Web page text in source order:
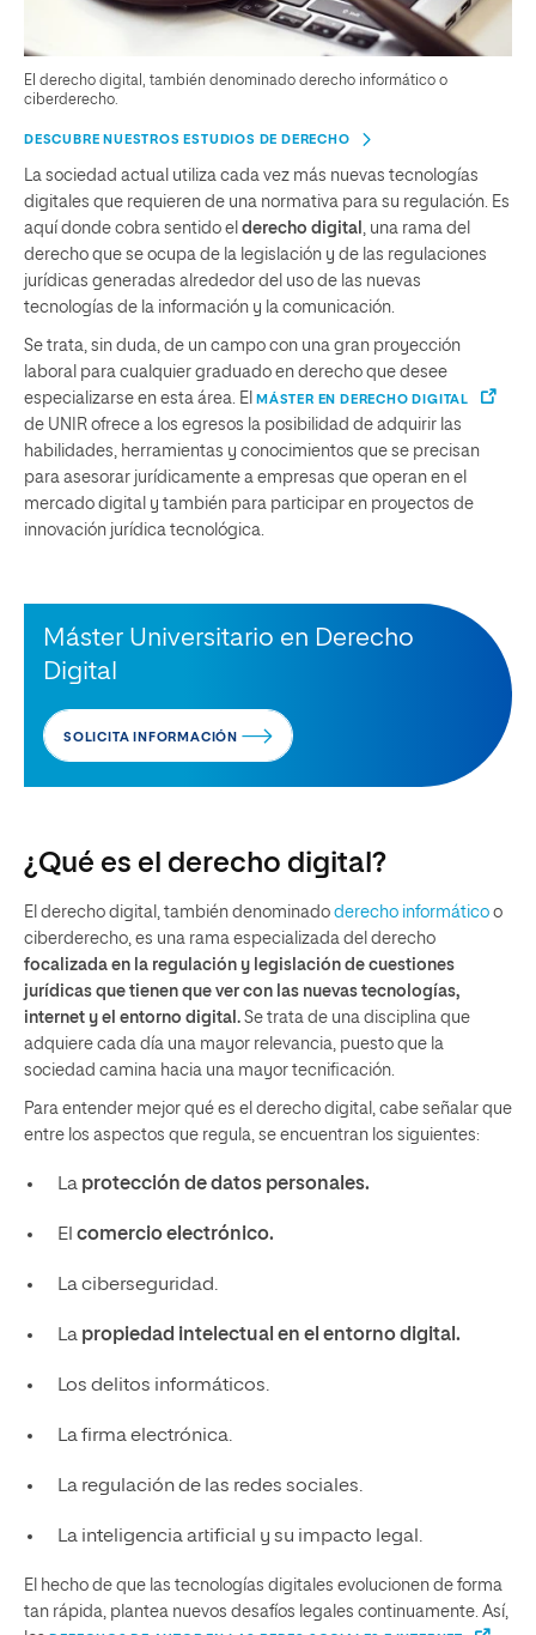
El derecho digital, también denominado derecho informático o
ciberderecho.
DESCUBRE NUESTROS ESTUDIOS DE DERECHO
La sociedad actual utiliza cada vez más nuevas tecnologías
digitales que requieren de una normativa para su regulación. Es
aquí donde cobra sentido el derecho digital
, una rama del
derecho que se ocupa de la legislación y de las regulaciones
jurídicas generadas alrededor del uso de las nuevas
tecnologías de la información y la comunicación.
Se trata, sin duda, de un campo con una gran proyección
laboral para cualquier graduado en derecho que desee
especializarse en esta área. El
MÁSTER EN DERECHO DIGITAL
de UNIR ofrece a los egresos la posibilidad de adquirir las
habilidades, herramientas y conocimientos que se precisan
para asesorar jurídicamente a empresas que operan en el
mercado digital y también para participar en proyectos de
innovación jurídica tecnológica.
Máster Universitario en Derecho
Digital
SOLICITA INFORMACIÓN
¿Qué es el derecho digital?
El derecho digital, también denominado derecho informático o
ciberderecho, es una rama especializada del derecho
focalizada en la regulación y legislación de cuestiones
jurídicas que tienen que ver con las nuevas tecnologías,
internet y el entorno digital. Se trata de una disciplina que
adquiere cada día una mayor relevancia, puesto que la
sociedad camina hacia una mayor tecnificación.
Para entender mejor qué es el derecho digital, cabe señalar que
entre los aspectos que regula, se encuentran los siguientes:
La protección de datos personales.
El comercio electrónico.
La ciberseguridad.
La propiedad intelectual en el entorno digital.
Los delitos informáticos.
La firma electrónica.
La regulación de las redes sociales.
La inteligencia artificial y su impacto legal.
El hecho de que las tecnologías digitales evolucionen de forma
tan rápida, plantea nuevos desafíos legales continuamente. Así,